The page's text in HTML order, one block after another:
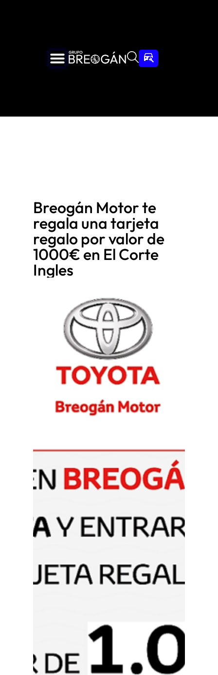
Breogán Motor te
regala una tarjeta
regalo por valor de
1000€ en El Corte
Ingles